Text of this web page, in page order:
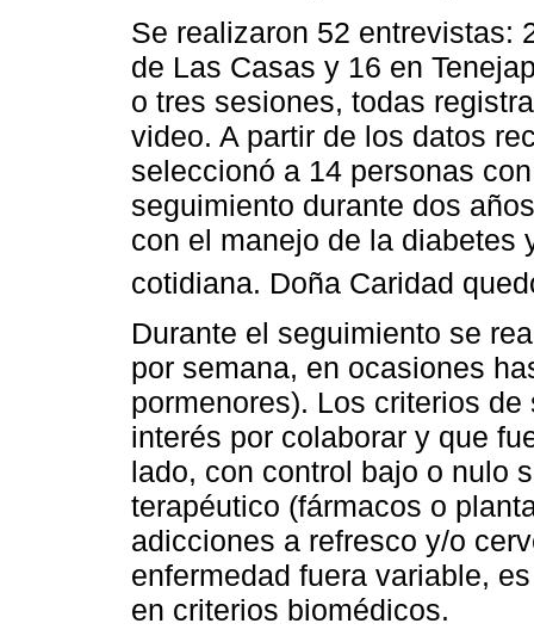
Se realizaron 52 entrevistas:
de Las Casas y 16 en
o tres sesiones, todas
video. A partir de los datos
seleccionó a 14 personas
seguimiento durante dos
con el manejo de la diabetes
cotidiana. Doña Caridad
Durante el seguimiento se
por semana, en ocasiones
pormenores). Los criterios
interés por colaborar y que
lado, con control bajo o nulo
terapéutico (fármacos o
adicciones a refresco y/o
enfermedad fuera variable,
en criterios biomédicos.